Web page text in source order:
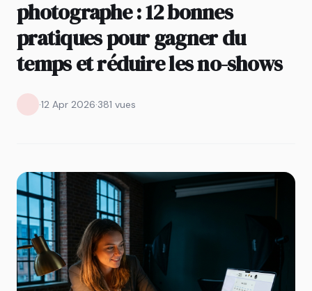
photographe : 12 bonnes
pratiques pour gagner du
temps et réduire les no-shows
·12 Apr 2026·381 vues